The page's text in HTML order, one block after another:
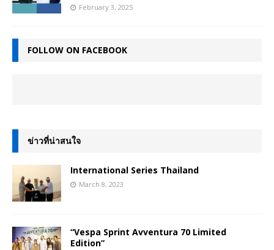
February 3, 2025
FOLLOW ON FACEBOOK
ข่าวที่น่าสนใจ
International Series Thailand
March 8, 2023
“Vespa Sprint Avventura 70 Limited
Edition”